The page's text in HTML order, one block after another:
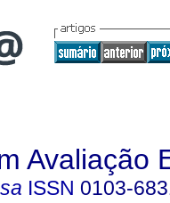
Avaliação
ISSN 0103-